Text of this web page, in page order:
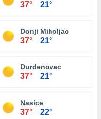
37° 21°
Donji Miholjac
37° 21°
Durdenovac
37° 21°
Nasice
37° 22°